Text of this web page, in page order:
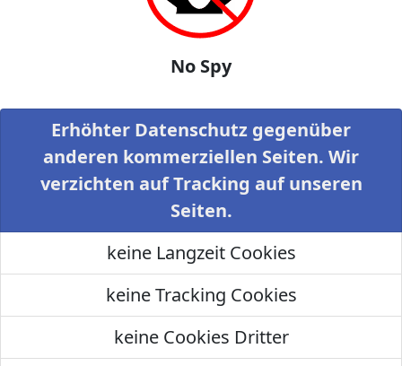
No Spy
Erhöhter Datenschutz gegenüber
anderen kommerziellen Seiten. Wir
verzichten auf Tracking auf unseren
Seiten.
keine Langzeit Cookies
keine Tracking Cookies
keine Cookies Dritter